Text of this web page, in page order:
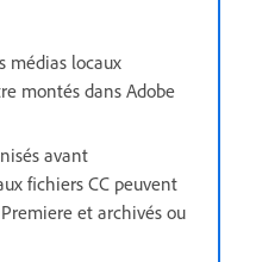
médias locaux
montés dans Adobe
avant
fichiers CC peuvent
et archivés ou